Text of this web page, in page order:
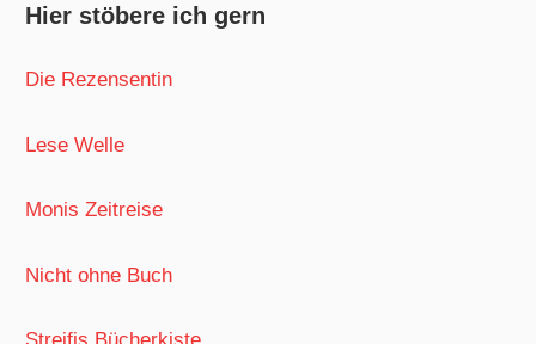
Hier stöbere ich gern
Die Rezensentin
Lese Welle
Monis Zeitreise
Nicht ohne Buch